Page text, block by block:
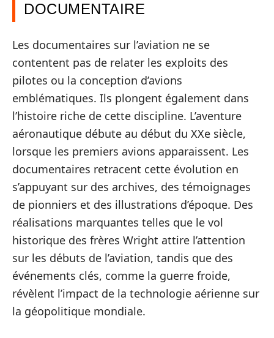
DOCUMENTAIRE
Les documentaires sur l’aviation ne se
contentent pas de relater les exploits des
pilotes ou la conception d’avions
emblématiques. Ils plongent également dans
l’histoire riche de cette discipline. L’aventure
aéronautique débute au début du XXe siècle,
lorsque les premiers avions apparaissent. Les
documentaires retracent cette évolution en
s’appuyant sur des archives, des témoignages
de pionniers et des illustrations d’époque. Des
réalisations marquantes telles que le vol
historique des frères Wright attire l’attention
sur les débuts de l’aviation, tandis que des
événements clés, comme la guerre froide,
révèlent l’impact de la technologie aérienne sur
la géopolitique mondiale.